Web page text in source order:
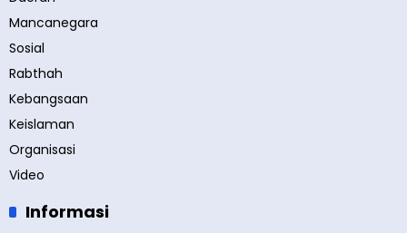
Mancanegara
Sosial
Rabthah
Kebangsaan
Keislaman
Organisasi
Video
Informasi